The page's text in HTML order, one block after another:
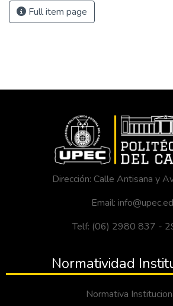
Full item page
Dirección: Calle Antisana y
Email:
Telf: (06) 2980 837 -
Normatividad
Normativa